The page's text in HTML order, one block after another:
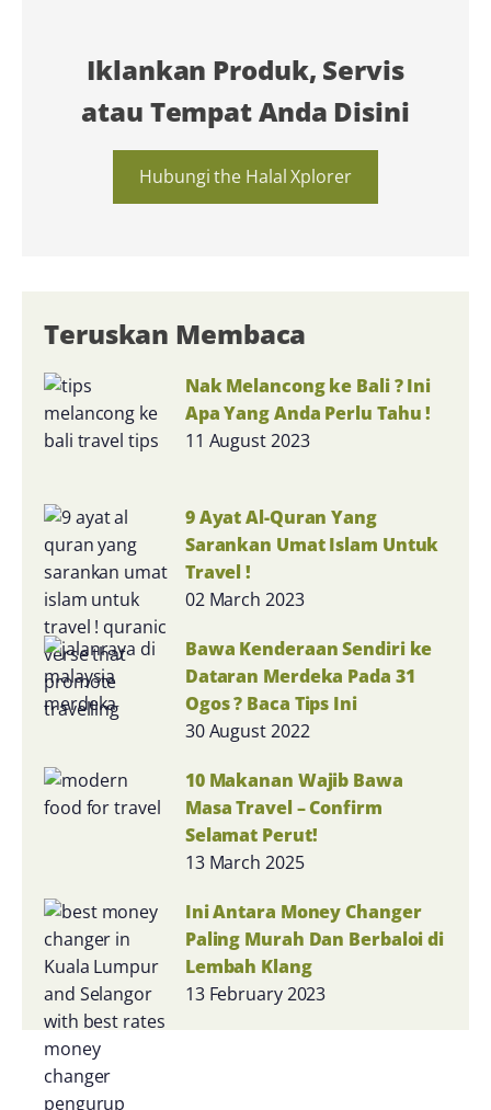
Teruskan Membaca
Nak Melancong ke Bali ? Ini
Apa Yang Anda Perlu Tahu !
11 August 2023
9 Ayat Al-Quran Yang
Sarankan Umat Islam Untuk
Travel !
02 March 2023
Bawa Kenderaan Sendiri ke
Dataran Merdeka Pada 31
Ogos ? Baca Tips Ini
30 August 2022
10 Makanan Wajib Bawa
Masa Travel – Confirm
Selamat Perut!
13 March 2025
Ini Antara Money Changer
Paling Murah Dan Berbaloi di
Lembah Klang
13 February 2023
Iklankan Produk, Servis
atau Tempat Anda Disini
Hubungi the Halal Xplorer